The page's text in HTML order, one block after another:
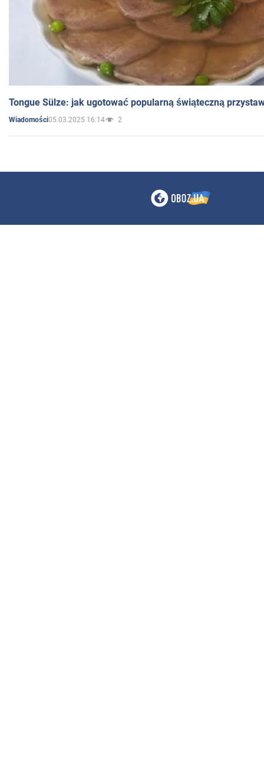
Tongue Sülze: jak ugotować popularną świąteczną
Wiadomości05.03.2025 16:14 2